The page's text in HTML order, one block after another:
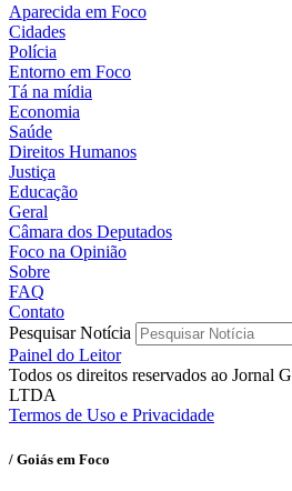
Aparecida em Foco
Cidades
Polícia
Entorno em Foco
Tá na mídia
Economia
Saúde
Direitos Humanos
Justiça
Educação
Geral
Câmara dos Deputados
Foco na Opinião
Sobre
FAQ
Contato
Pesquisar Notícia
Painel do Leitor
Todos os direitos reservados ao Jornal
LTDA
Termos de Uso e Privacidade
/ Goiás em Foco